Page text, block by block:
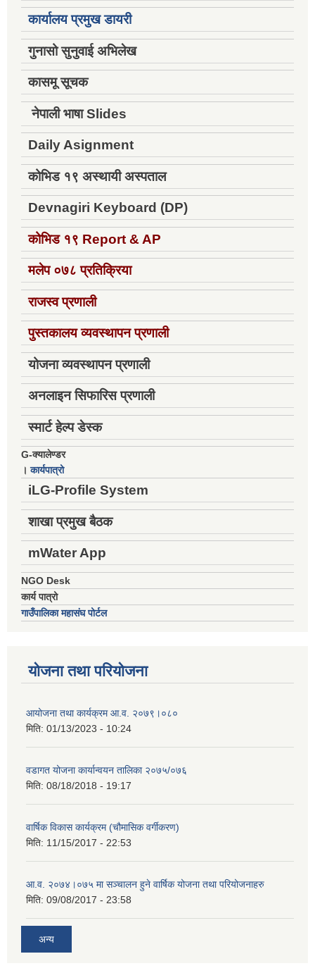
कार्यालय प्रमुख डायरी
गुनासो सुनुवाई अभिलेख
कासमू सूचक
नेपाली भाषा Slides
Daily Asignment
कोभिड १९ अस्थायी अस्पताल
Devnagiri Keyboard (DP)
कोभिड १९ Report & AP
मलेप ०७८ प्रतिक्रिया
राजस्व प्रणाली
पुस्तकालय व्यवस्थापन प्रणाली
योजना व्यवस्थापन प्रणाली
अनलाइन सिफारिस प्रणाली
स्मार्ट हेल्प डेस्क
G-क्यालेण्डर
।कार्यपात्रो
iLG-Profile System
शाखा प्रमुख बैठक
mWater App
NGO Desk
कार्य पात्रो
गाउँपालिका महासंघ पोर्टल
योजना तथा परियोजना
आयोजना तथा कार्यक्रम आ.व. २०७९।०८०
मिति: 01/13/2023 - 10:24
वडागत योजना कार्यान्वयन तालिका २०७५/०७६
मिति: 08/18/2018 - 19:17
वार्षिक विकास कार्यक्रम (चौमासिक वर्गीकरण)
मिति: 11/15/2017 - 22:53
आ.व. २०७४।०७५ मा सञ्चालन हुने वार्षिक योजना तथा परियोजनाहरु
मिति: 09/08/2017 - 23:58
अन्य